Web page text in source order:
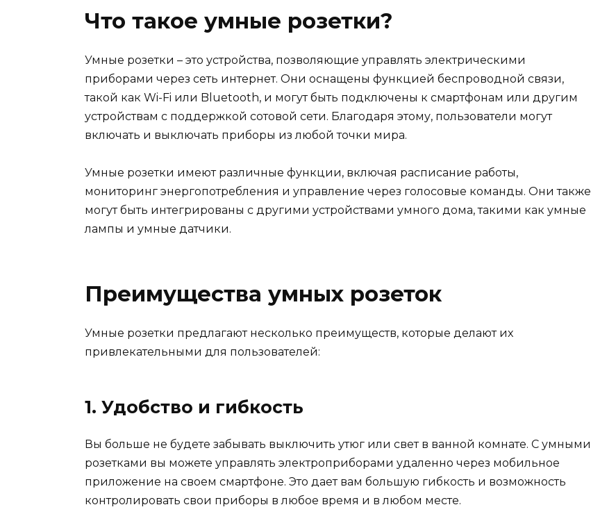
Что такое умные розетки?
Умные розетки – это устройства, позволяющие управлять электрическими
приборами через сеть интернет. Они оснащены функцией беспроводной связи,
такой как Wi-Fi или Bluetooth, и могут быть подключены к смартфонам или другим
устройствам с поддержкой сотовой сети. Благодаря этому, пользователи могут
включать и выключать приборы из любой точки мира.
Умные розетки имеют различные функции, включая расписание работы,
мониторинг энергопотребления и управление через голосовые команды. Они также
могут быть интегрированы с другими устройствами умного дома, такими как умные
лампы и умные датчики.
Преимущества умных розеток
Умные розетки предлагают несколько преимуществ, которые делают их
привлекательными для пользователей:
1. Удобство и гибкость
Вы больше не будете забывать выключить утюг или свет в ванной комнате. С умными
розетками вы можете управлять электроприборами удаленно через мобильное
приложение на своем смартфоне. Это дает вам большую гибкость и возможность
контролировать свои приборы в любое время и в любом месте.